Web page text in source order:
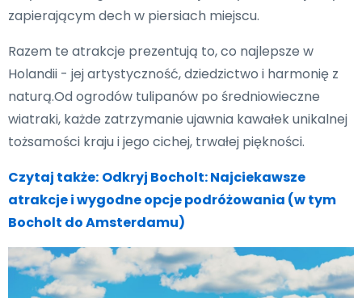
zapierającym dech w piersiach miejscu.
Razem te atrakcje prezentują to, co najlepsze w
Holandii - jej artystyczność, dziedzictwo i harmonię z
naturą.Od ogrodów tulipanów po średniowieczne
wiatraki, każde zatrzymanie ujawnia kawałek unikalnej
tożsamości kraju i jego cichej, trwałej piękności.
Czytaj także: Odkryj Bocholt: Najciekawsze
atrakcje i wygodne opcje podróżowania (w tym
Bocholt do Amsterdamu)